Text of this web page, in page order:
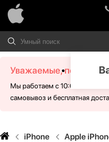
Уважаемые,
Мы работаем с 10:00 - 21:00
самовывоз и бесплатная
iPhone Apple